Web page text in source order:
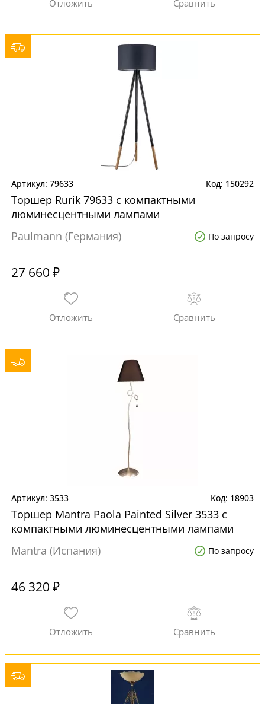
79633 150292
Торшер Rurik 79633 с компактными
люминесцентными лампами
Paulmann (Германия)
По запросу
27 660 ₽
3533 18903
Торшер Mantra Paola Painted Silver 3533 с
компактными люминесцентными лампами
Mantra (Испания)
По запросу
46 320 ₽